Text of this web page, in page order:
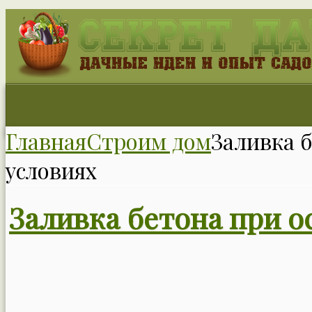
ГлавнаяСтроим домЗаливка
условиях
Заливка бетона при